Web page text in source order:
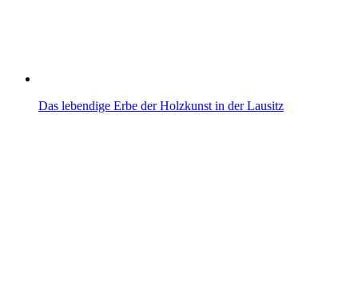
Das lebendige Erbe der Holzkunst in der Lausitz